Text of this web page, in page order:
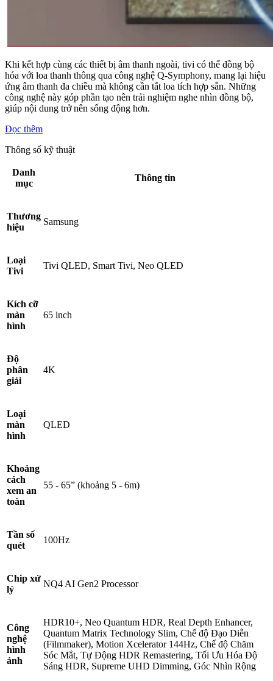
Khi kết hợp cùng các thiết bị âm thanh ngoài, tivi có thể đồng bộ
hóa với loa thanh thông qua công nghệ Q-Symphony, mang lại hiệu
ứng âm thanh đa chiều mà không cần tắt loa tích hợp sẵn. Những
công nghệ này góp phần tạo nên trải nghiệm nghe nhìn đồng bộ,
giúp nội dung trở nên sống động hơn.
Đọc thêm
Thông số kỹ thuật
Danh
mục
Thông tin
Thương
hiệu
Samsung
Loại
Tivi
Tivi QLED, Smart Tivi, Neo QLED
Kích cỡ
màn
hình
65 inch
Độ
phân
giải
4K
Loại
màn
hình
QLED
Khoảng
cách
xem an
toàn
55 - 65” (khoảng 5 - 6m)
Tần số
quét
100Hz
Chip xử
lý
NQ4 AI Gen2 Processor
Công
nghệ
hình
ảnh
HDR10+, Neo Quantum HDR, Real Depth Enhancer,
Quantum Matrix Technology Slim, Chế độ Đạo Diễn
(Filmmaker), Motion Xcelerator 144Hz, Chế độ Chăm
Sóc Mắt, Tự Động HDR Remastering, Tối Ưu Hóa Độ
Sáng HDR, Supreme UHD Dimming, Góc Nhìn Rộng